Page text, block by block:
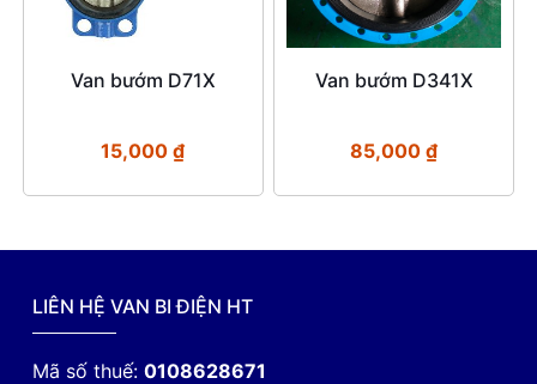
Van bướm D71X
15,000₫
Van bướm D341X
85,000₫
LIÊN HỆ VAN BI ĐIỆN HT
Mã số thuế: 0108628671